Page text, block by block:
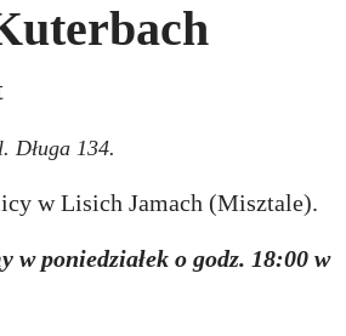
Długa 134.
w Lisich Jamach (Misztale).
poniedziałek o godz. 18:00 w